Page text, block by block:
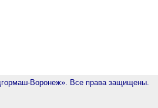
Воронеж». Все права защищены.